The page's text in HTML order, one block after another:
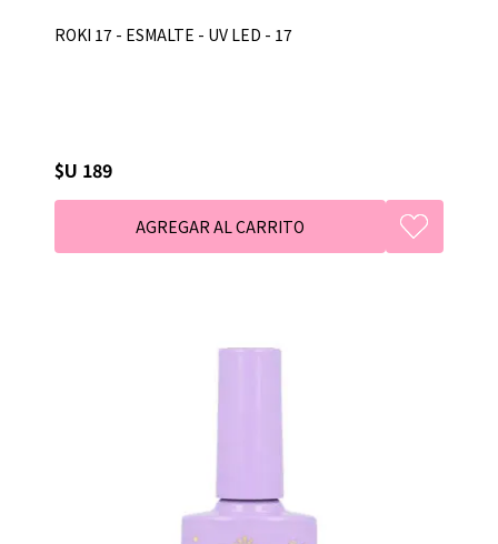
ROKI 17 - ESMALTE - UV LED - 17
$U 189